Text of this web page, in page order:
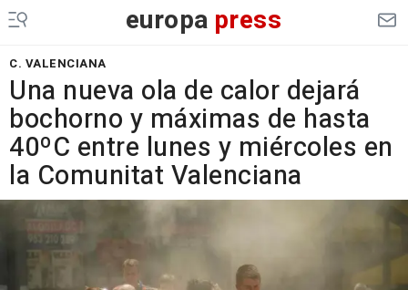
europa press
C. VALENCIANA
Una nueva ola de calor dejará
bochorno y máximas de hasta
40ºC entre lunes y miércoles en
la Comunitat Valenciana